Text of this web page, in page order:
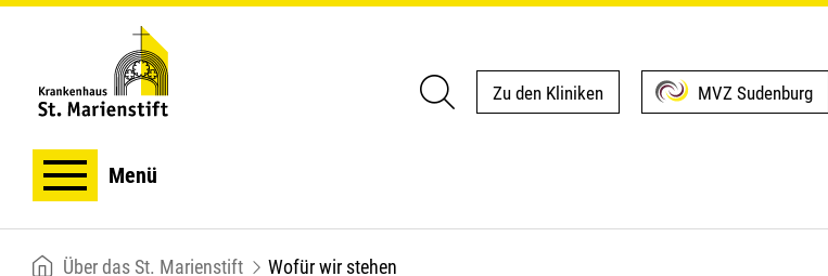
Zu den Kliniken MVZ Sudenburg
Menü
Breadcrumb
Über das St. Marienstift Wofür wir stehen